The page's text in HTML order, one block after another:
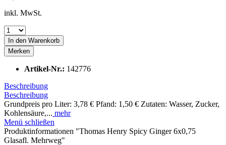
inkl. MwSt.
In den Warenkorb
Merken
Artikel-Nr.: 142776
Beschreibung
Beschreibung
Grundpreis pro Liter: 3,78 € Pfand: 1,50 € Zutaten: Wasser, Zucker,
Kohlensäure,... mehr
Menü schließen
Produktinformationen "Thomas Henry Spicy Ginger 6x0,75
Glasafl. Mehrweg"